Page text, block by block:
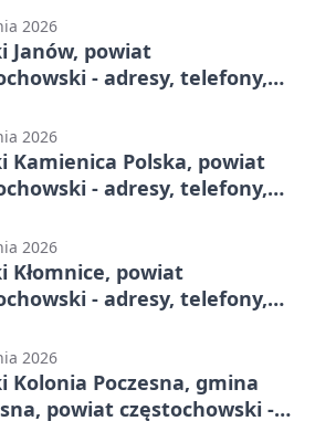
2026
Janów, powiat
- adresy, telefony,
2026
Kamienica Polska, powiat
- adresy, telefony,
2026
Kłomnice, powiat
- adresy, telefony,
2026
Kolonia Poczesna, gmina
powiat częstochowski -